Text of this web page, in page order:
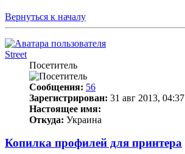
Вернуться к началу
Street
Посетитель
Сообщения: 56
Зарегистрирован: 31 авг 2013, 04:37
Настоящее имя:
Откуда: Украина
Копилка профилей для принтера